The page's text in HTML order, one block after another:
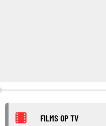
FILMS OP TV